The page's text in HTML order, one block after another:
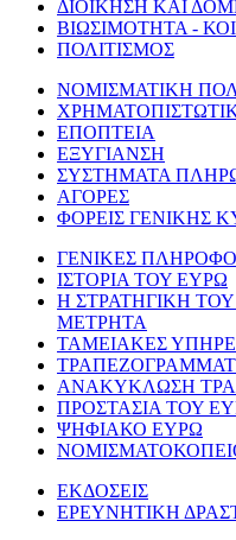
ΔΙΟΙΚΗΣΗ ΚΑΙ
ΒΙΩΣΙΜΟΤΗΤΑ -
ΠΟΛΙΤΙΣΜΟΣ
ΝΟΜΙΣΜΑΤΙΚΗ
ΕΠΟΠΤΕΙΑ
ΕΞΥΓΙΑΝΣΗ
ΣΥΣΤΗΜΑΤΑ
ΑΓΟΡΕΣ
ΦΟΡΕΙΣ ΓΕΝΙΚΗΣ
ΓΕΝΙΚΕΣ
ΙΣΤΟΡΙΑ ΤΟΥ ΕΥΡΩ
Η ΣΤΡΑΤΗΓΙΚΗ
ΜΕΤΡΗΤΑ
ΤΑΜΕΙΑΚΕΣ
ΑΝΑΚΥΚΛΩΣΗ
ΠΡΟΣΤΑΣΙΑ ΤΟΥ
ΨΗΦΙΑΚΟ ΕΥΡΩ
ΕΚΔΟΣΕΙΣ
ΕΡΕΥΝΗΤΙΚΗ